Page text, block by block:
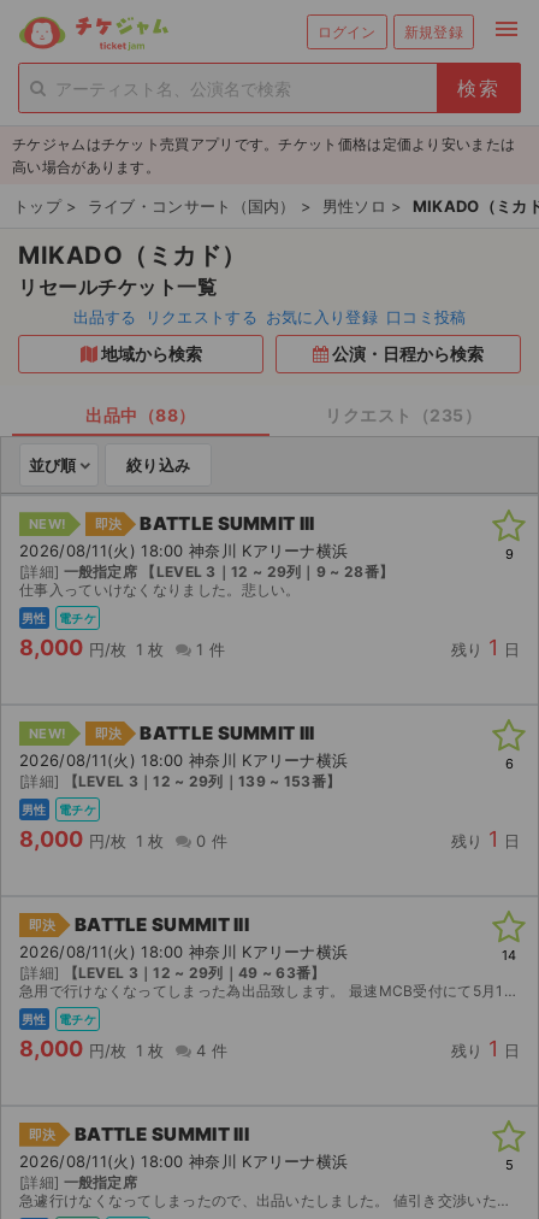
ログイン 新規登録 menu
person_add 新規会員登録
チケットを探す
新着チケット
値下げしたチケット
都道府県からチケットを探す
もうすぐ開催のチケット
チケットのリクエスト一覧
取扱チケット
ライブ・コンサート（国内）
ライブ・コンサート（海外）
イベント
演劇・ミュージカル
ご利用ガイド
手数料・お支払い方法
AIに質問する
よくある質問
お知らせ
チケジャムはチケット売買アプリです。チケット価格は定価より安いまたは
高い場合があります。
トップ > ライブ・コンサート（国内） > 男性ソロ > MIKADO（ミカ
MIKADO（ミカド）
リセールチケット一覧
出品する リクエストする お気に入り登録 口コミ投稿
地域から検索 公演・日程から検索
出品中（88） リクエスト（235）
並び順 絞り込み
NEW! 即決 BATTLE SUMMIT III
2026/08/11(火) 18:00 神奈川 Kアリーナ横浜
[詳細] 一般指定席 【LEVEL 3｜12 ~ 29列｜9 ~ 28番】
仕事入っていけなくなりました。悲しい。
男性 電チケ
8,000 円/枚 1 枚 1 件 残り 1 日
9
NEW! 即決 BATTLE SUMMIT III
2026/08/11(火) 18:00 神奈川 Kアリーナ横浜
[詳細] 【LEVEL 3｜12 ~ 29列｜139 ~ 153番】
男性 電チケ
8,000 円/枚 1 枚 0 件 残り 1 日
6
即決 BATTLE SUMMIT III
2026/08/11(火) 18:00 神奈川 Kアリーナ横浜
[詳細]
【LEVEL 3｜12 ~ 29列｜49 ~ 63番】
急用で行けなくなってしまった為出品致します。 最速MCB受付にて5月16日に購入致しました。 チケットはイープラスにて分配する形になります。 整番発表は9日になります。 DVDは付属致しません。...
男性 電チケ
8,000 円/枚 1 枚 4 件 残り 1 日
14
即決 BATTLE SUMMIT III
2026/08/11(火) 18:00 神奈川 Kアリーナ横浜
[詳細] 一般指定席
急遽行けなくなってしまったので、出品いたしました。 値引き交渉いたしますので質問等お待ちしております。
5